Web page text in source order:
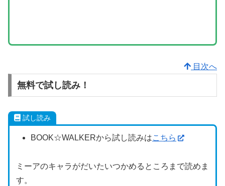
目次へ
無料で試し読み！
試し読み
BOOK☆WALKERから試し読みはこちら
ミーアのキャラがだいたいつかめるところまで読めま
す。